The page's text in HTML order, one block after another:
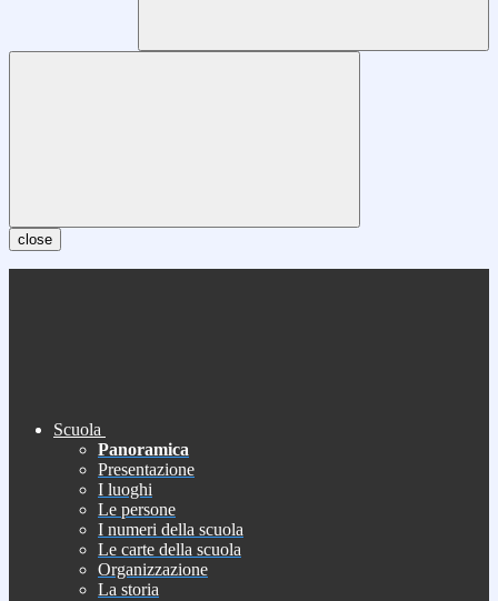
close
Scuola
Panoramica
Presentazione
I luoghi
Le persone
I numeri della scuola
Le carte della scuola
Organizzazione
La storia